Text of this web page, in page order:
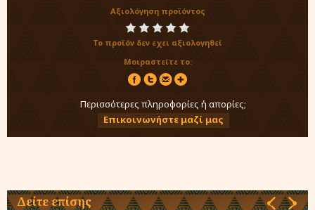
Αξιολόγηση προϊόντος
Το προϊόν δεν εχει αξιολογηθεί
Μοιραστείτε το:
Περισσότερες πληροφορίες ή απορίες;
Επικοινωνήστε μαζί μας
Δείτε επίσης ‹ ›